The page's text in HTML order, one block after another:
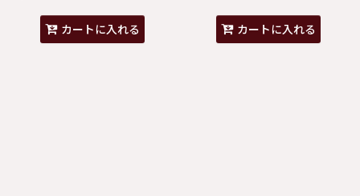
カートに入れる カートに入れる